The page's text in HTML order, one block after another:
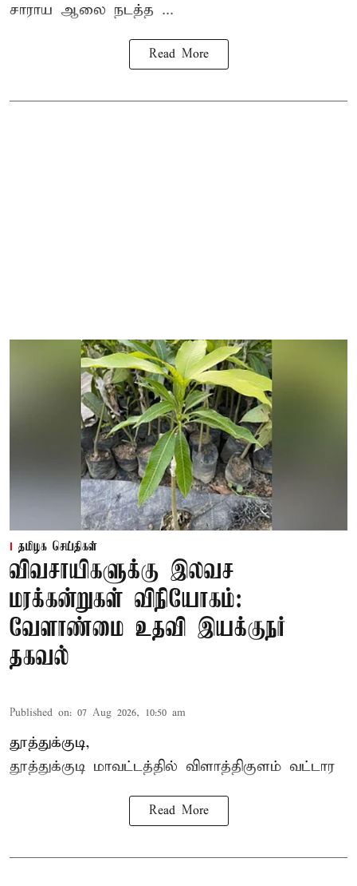
சாராய ஆலை நடத்த ...
Read More
தமிழக செய்திகள்
விவசாயிகளுக்கு இலவச
மரக்கன்றுகள் விநியோகம்:
வேளாண்மை உதவி இயக்குநர்
தகவல்
Published on: 07 Aug 2026, 10:50 am
தூத்துக்குடி,
தூத்துக்குடி மாவட்டத்தில் விளாத்திகுளம் வட்டார
Read More